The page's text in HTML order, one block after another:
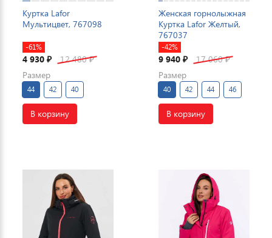
Куртка Lafor
Мультицвет, 767098
-61%
4 930 ₽ 12 480₽
Размер
44 42 40
В корзину
Женская горнолыжная
Куртка Lafor Желтый,
767037
-42%
9 940 ₽ 17 060₽
Размер
40 42 44 46
В корзину